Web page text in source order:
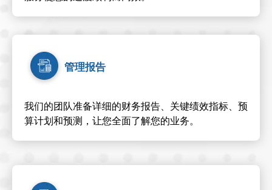
管理报告
我们的团队准备详细的财务报告、关键绩效指标、预
算计划和预测，让您全面了解您的业务。